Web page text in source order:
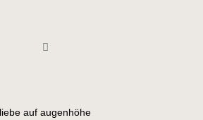
liebe auf augenhöhe